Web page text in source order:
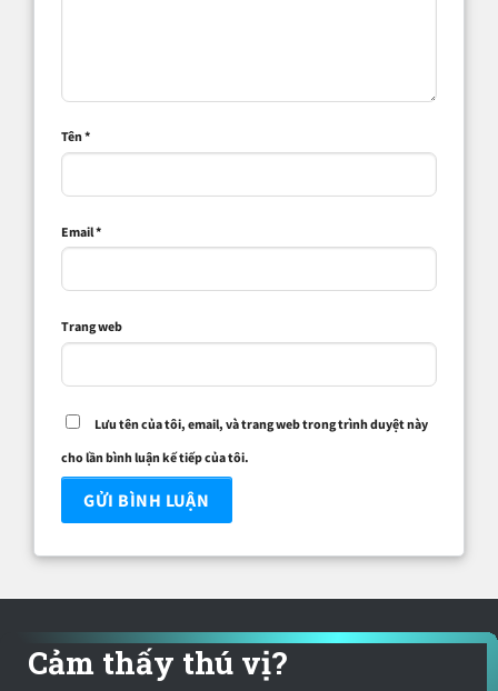
Tên*
Email*
Trang web
Lưu tên của tôi, email, và trang web trong trình duyệt này
cho lần bình luận kế tiếp của tôi.
Cảm thấy thú vị?